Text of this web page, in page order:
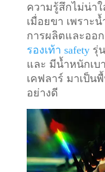
ความรู้สึกไม่น่า
เมื่อยขา เพราะ
การผลิตและออ
รองเท้า safetyรุ่น
และ มีน้ำหนักเบ
เคฟลาร์ มาเป็น
อย่างดี